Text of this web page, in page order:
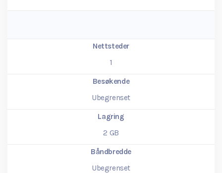
Nettsteder
1
Besøkende
Ubegrenset
Lagring
2 GB
Båndbredde
Ubegrenset